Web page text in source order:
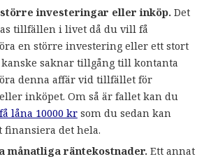
investeringar eller inköp. Det
tillfällen i livet då du vill få
en större investering eller ett stort
saknar tillgång till kontanta
denna affär vid tillfället för
inköpet. Om så är fallet kan du
låna 10000 krsom du sedan kan
finansiera det hela.
månatliga räntekostnader. Ett annat